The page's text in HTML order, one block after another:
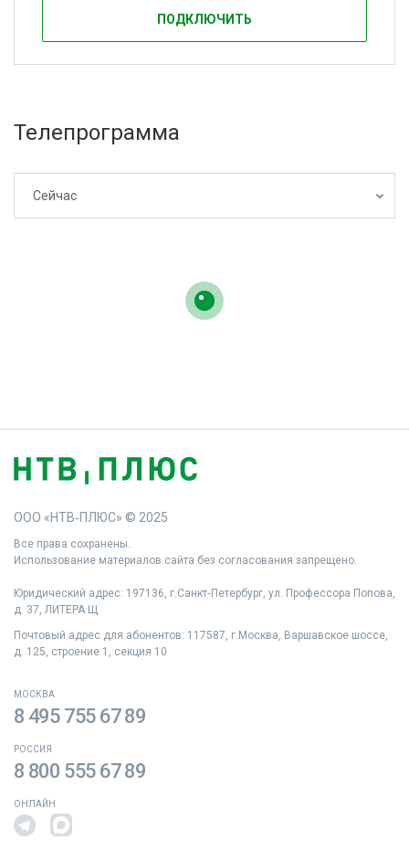
ПОДКЛЮЧИТЬ
Телепрограмма
Сейчас
ООО «НТВ‑ПЛЮС» © 2025
Все права сохранены.
Использование материалов сайта без согласования запрещено.
Юридический адрес: 197136, г.Санкт‑Петербург, ул. Профессора Попова,
д. 37, ЛИТЕРА Щ
Почтовый адрес для абонентов: 117587, г.Москва, Варшавское шоссе,
д. 125, строение 1, секция 10
МОСКВА
8 495 755 67 89
РОССИЯ
8 800 555 67 89
ОНЛАЙН